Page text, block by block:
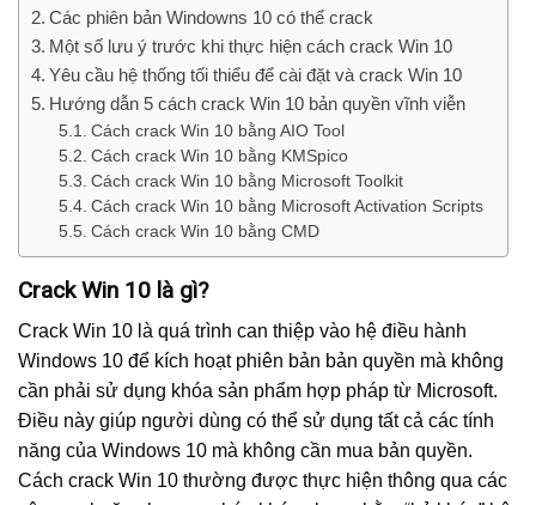
Các phiên bản Windowns 10 có thể crack
Một số lưu ý trước khi thực hiện cách crack Win 10
Yêu cầu hệ thống tối thiểu để cài đặt và crack Win 10
Hướng dẫn 5 cách crack Win 10 bản quyền vĩnh viễn
Cách crack Win 10 bằng AIO Tool
Cách crack Win 10 bằng KMSpico
Cách crack Win 10 bằng Microsoft Toolkit
Cách crack Win 10 bằng Microsoft Activation Scripts
Cách crack Win 10 bằng CMD
Crack Win 10 là gì?
Crack Win 10 là quá trình can thiệp vào hệ điều hành
Windows 10 để kích hoạt phiên bản bản quyền mà không
cần phải sử dụng khóa sản phẩm hợp pháp từ Microsoft.
Điều này giúp người dùng có thể sử dụng tất cả các tính
năng của Windows 10 mà không cần mua bản quyền.
Cách crack Win 10 thường được thực hiện thông qua các